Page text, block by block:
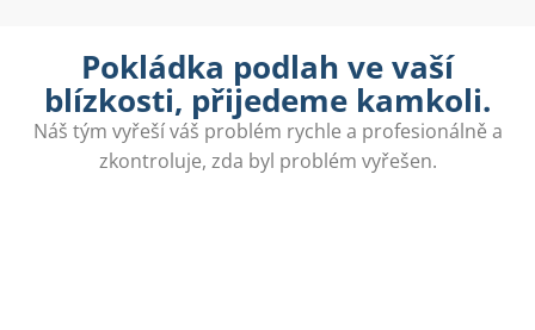
Pokládka podlah ve vaší
blízkosti, přijedeme kamkoli.
Náš tým vyřeší váš problém rychle a profesionálně a
zkontroluje, zda byl problém vyřešen.